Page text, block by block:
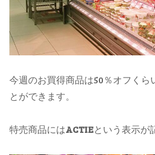
今週のお買得商品は50％オフくら
とができます。
特売商品にはACTIEという表示が